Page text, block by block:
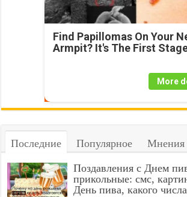
Find Papillomas On Your
Armpit? It's The First
More
Последние Популярное Мнения
Поздавления с Днем
прикольные: смс,
День пива, какого числа